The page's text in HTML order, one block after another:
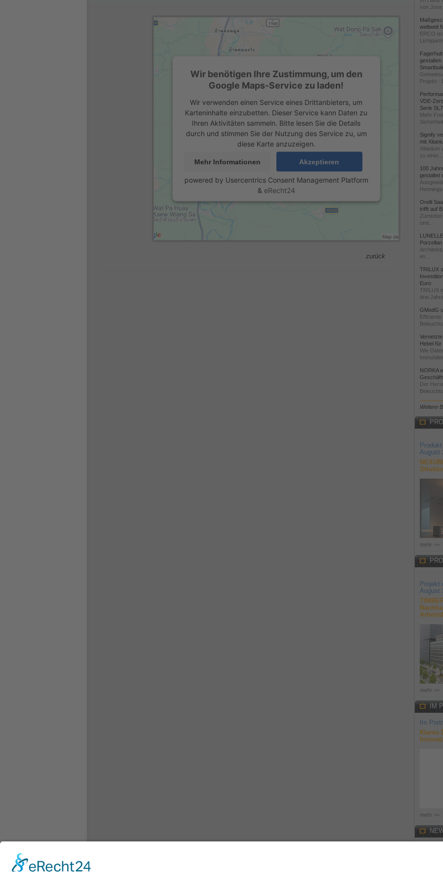
Wir benötigen Ihre Zustimmung, um den
Google Maps-Service zu laden!
Wir verwenden einen Service eines Drittanbieters, um
Karteninhalte einzubetten. Dieser Service kann Daten zu
Ihren Aktivitäten sammeln. Bitte lesen Sie die Details
durch und stimmen Sie der Nutzung des Service zu, um
diese Karte anzuzeigen.
Mehr Informationen Akzeptieren
powered by Usercentrics Consent Management Platform
& eRecht24
zurück
von Jose
weltweit
ERCO
gestalten
Projekt -
VDE-
Serie
Mehr
Signify
mit
Xitanium
zu einer...
100
gestaltet
Orelli
trifft auf
und...
Porzellan
im...
TRILUX
Euro
TRILUX
drei
GModG
Hebel
Wie
NORKA
Der
Weitere
August
mehr >>
Projekt
August
mehr >>
IM
Im
Klares
mehr >>